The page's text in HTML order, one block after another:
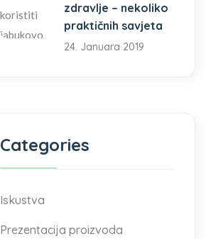
zdravlje – nekoliko
praktičnih savjeta
24. Januara 2019
Categories
Iskustva
Prezentacija proizvoda